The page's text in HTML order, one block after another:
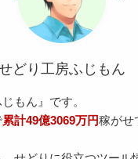
どり工房ふじもん
もん』です。
累計49億3069万円稼がせ